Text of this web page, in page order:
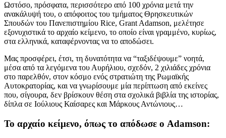
Ωστόσο, πρόσφατα, περισσότερο από 100 χρόνια μετά την
ανακάλυψή του, ο απόφοιτος του τμήματος Θρησκευτικών
Σπουδών του Πανεπιστημίου Rice, Grant Adamson, μελέτησε
εξονυχιστικά το αρχαίο κείμενο, το οποίο είναι γραμμένο, κυρίως,
στα ελληνικά, καταφέρνοντας να το αποδώσει.
Μας προσφέρει, έτσι, τη δυνατότητα να “ταξιδέψουμε” νοητά,
μέσα από τα λεγόμενα του Αυρήλιου, σχεδόν, 2 χιλιάδες χρόνια
στο παρελθόν, στον κόσμο ενός στρατιώτη της Ρωμαϊκής
Αυτοκρατορίας, και να γνωρίσουμε μία περίπτωση από εκείνες
που, σίγουρα, δεν βρίσκουν θέση στα σχολικά βιβλία της ιστορίας,
δίπλα σε Ιούλιους Καίσαρες και Μάρκους Αντώνιους…
Το αρχαίο κείμενο, όπως το απόδωσε ο Adamson: